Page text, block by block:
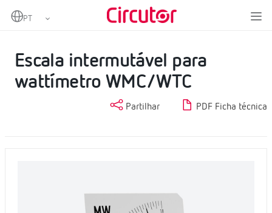
Home Instrumentação analógica
Escala intermutável para
wattímetro WMC/WTC
Partilhar PDF Ficha técnica